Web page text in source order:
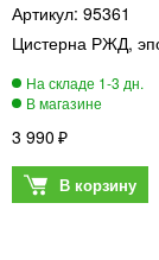
95361
Цистерна РЖД,
3 990